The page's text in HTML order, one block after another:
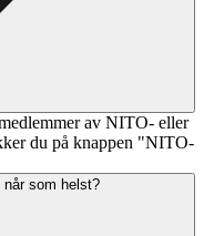
av NITO- eller
du på knappen "NITO-
når som helst?